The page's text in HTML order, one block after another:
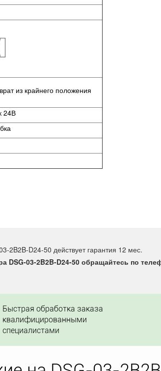
из крайнего положения
24В
2B2B-D24-50 действует гарантия 12 мес.
DSG-03-2B2B-D24-50 обращайтесь по
Быстрая обработка заказа
квалифицированными
специалистами